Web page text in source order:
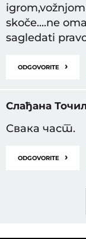
skoče....ne
sagledati
ODGOVORITE ›
Слађана
Свака част.
ODGOVORITE ›